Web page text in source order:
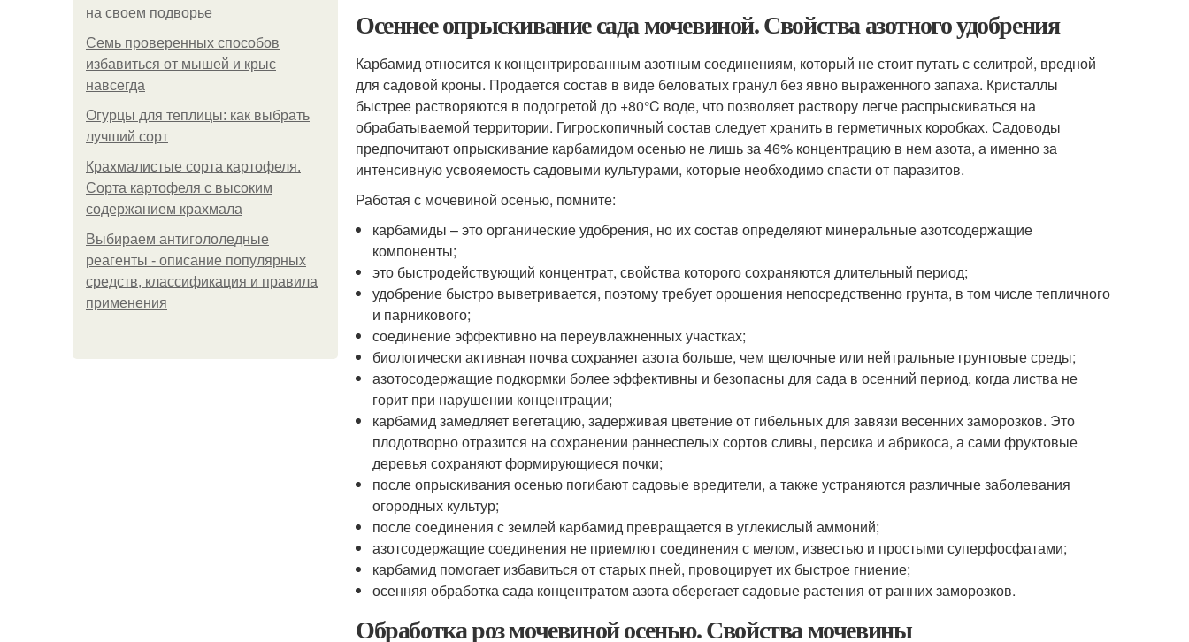
на своем подворье
Семь проверенных способов
избавиться от мышей и крыс
навсегда
Огурцы для теплицы: как выбрать
лучший сорт
Крахмалистые сорта картофеля.
Сорта картофеля с высоким
содержанием крахмала
Выбираем антигололедные
реагенты - описание популярных
средств, классификация и правила
применения
Осеннее опрыскивание сада мочевиной. Свойства азотного удобрения
Карбамид относится к концентрированным азотным соединениям, который не стоит путать с селитрой, вредной
для садовой кроны. Продается состав в виде беловатых гранул без явно выраженного запаха. Кристаллы
быстрее растворяются в подогретой до +80°C воде, что позволяет раствору легче распрыскиваться на
обрабатываемой территории. Гигроскопичный состав следует хранить в герметичных коробках. Садоводы
предпочитают опрыскивание карбамидом осенью не лишь за 46% концентрацию в нем азота, а именно за
интенсивную усвояемость садовыми культурами, которые необходимо спасти от паразитов.
Работая с мочевиной осенью, помните:
карбамиды – это органические удобрения, но их состав определяют минеральные азотсодержащие
компоненты;
это быстродействующий концентрат, свойства которого сохраняются длительный период;
удобрение быстро выветривается, поэтому требует орошения непосредственно грунта, в том числе тепличного
и парникового;
соединение эффективно на переувлажненных участках;
биологически активная почва сохраняет азота больше, чем щелочные или нейтральные грунтовые среды;
азотосодержащие подкормки более эффективны и безопасны для сада в осенний период, когда листва не
горит при нарушении концентрации;
карбамид замедляет вегетацию, задерживая цветение от гибельных для завязи весенних заморозков. Это
плодотворно отразится на сохранении раннеспелых сортов сливы, персика и абрикоса, а сами фруктовые
деревья сохраняют формирующиеся почки;
после опрыскивания осенью погибают садовые вредители, а также устраняются различные заболевания
огородных культур;
после соединения с землей карбамид превращается в углекислый аммоний;
азотсодержащие соединения не приемлют соединения с мелом, известью и простыми суперфосфатами;
карбамид помогает избавиться от старых пней, провоцирует их быстрое гниение;
осенняя обработка сада концентратом азота оберегает садовые растения от ранних заморозков.
Обработка роз мочевиной осенью. Свойства мочевины